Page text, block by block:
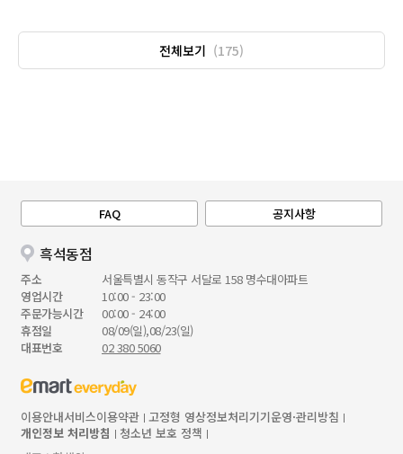
전체보기 (175)
FAQ 공지사항
흑석동점
주소
서울특별시 동작구 서달로 158 명수대아파트
영업시간
10:00 - 23:00
주문가능시간
00:00 - 24:00
휴점일
08/09(일),08/23(일)
대표번호
02 380 5060
이용안내서비스이용약관 고정형 영상정보처리기기운영·관리방침
개인정보 처리방침
청소년 보호 정책